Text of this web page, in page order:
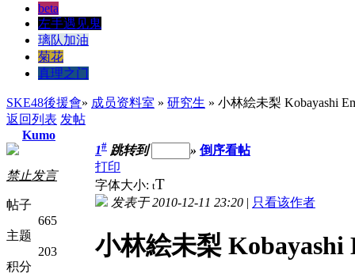
beta
左手遇见鬼
璃队加油
菊花
真理之门
SKE48後援會» 成员资料室 » 研究生 » 小林絵未梨 Kobayashi
返回列表 发帖
Kumo
禁止发言
帖子
665
主题
203
积分
1# 跳转到 » 倒序看帖
打印
字体大小: tT
发表于 2010-12-11 23:20 | 只看该作者
小林絵未梨